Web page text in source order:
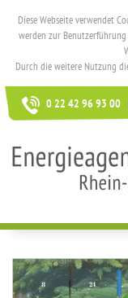
0 22 42 96 93 00
Diese Webseite verwendet
werden zur Benutzerführung
Durch die weitere Nutzung